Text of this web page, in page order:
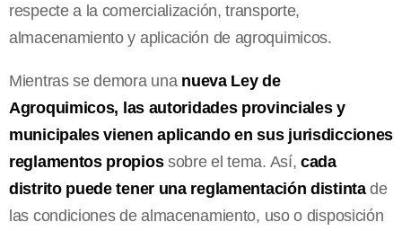
respecte a la comercialización, transporte,
almacenamiento y aplicación de agroquimicos.
Mientras se demora una nueva Ley de
Agroquimicos, las autoridades provinciales y
municipales vienen aplicando en sus jurisdicciones
reglamentos propiossobre el tema. Así,cada
distrito puede tener una reglamentación distintade
las condiciones de almacenamiento, uso o disposición